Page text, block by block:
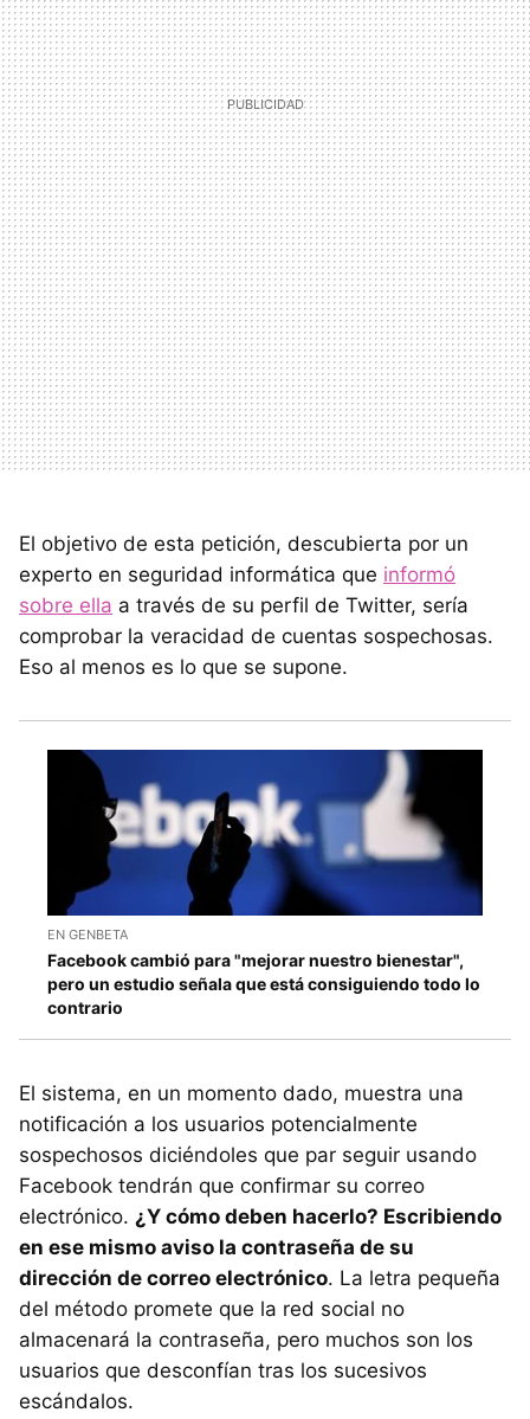
El objetivo de esta petición, descubierta por un
experto en seguridad informática que informó
sobre ella a través de su perfil de Twitter, sería
comprobar la veracidad de cuentas sospechosas.
Eso al menos es lo que se supone.
EN GENBETA
Facebook cambió para "mejorar nuestro bienestar",
pero un estudio señala que está consiguiendo todo lo
contrario
El sistema, en un momento dado, muestra una
notificación a los usuarios potencialmente
sospechosos diciéndoles que par seguir usando
Facebook tendrán que confirmar su correo
electrónico. ¿Y cómo deben hacerlo? Escribiendo
en ese mismo aviso la contraseña de su
dirección de correo electrónico. La letra pequeña
del método promete que la red social no
almacenará la contraseña, pero muchos son los
usuarios que desconfían tras los sucesivos
escándalos.